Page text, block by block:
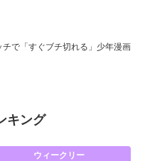
で「すぐブチ切れる」少年漫画
キング
ウィークリー